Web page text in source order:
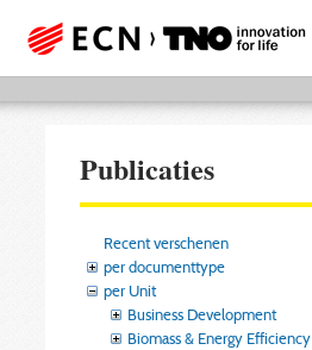
Publicaties
Recent verschenen
per documenttype
per Unit
Business Development
Biomass & Energy Efficiency